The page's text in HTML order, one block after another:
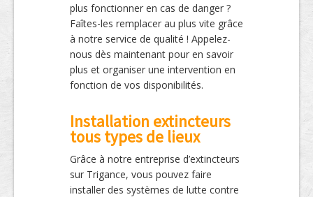
plus fonctionner en cas de danger ?
Faîtes-les remplacer au plus vite grâce
à notre service de qualité ! Appelez-
nous dès maintenant pour en savoir
plus et organiser une intervention en
fonction de vos disponibilités.
Installation extincteurs
tous types de lieux
Grâce à notre entreprise d’extincteurs
sur Trigance, vous pouvez faire
installer des systèmes de lutte contre